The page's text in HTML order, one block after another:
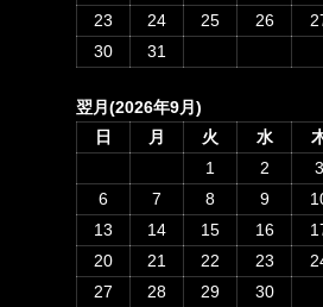
23
24 25 26
30
31
翌月(2026年9月)
日
月 火 水
1
2 3
6
7 8 9
13
14 15 16
20
21 22 23
27
28 29 30